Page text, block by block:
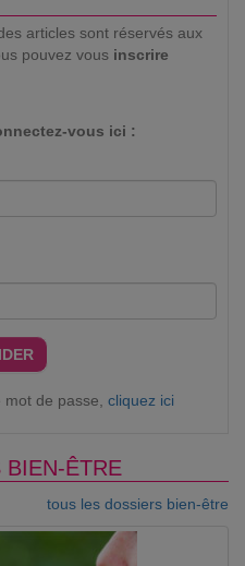
articles sont réservés aux
pouvez vous inscrire
vous ici :
mot de passe, cliquez ici
BIEN-ÊTRE
tous les dossiers bien-être